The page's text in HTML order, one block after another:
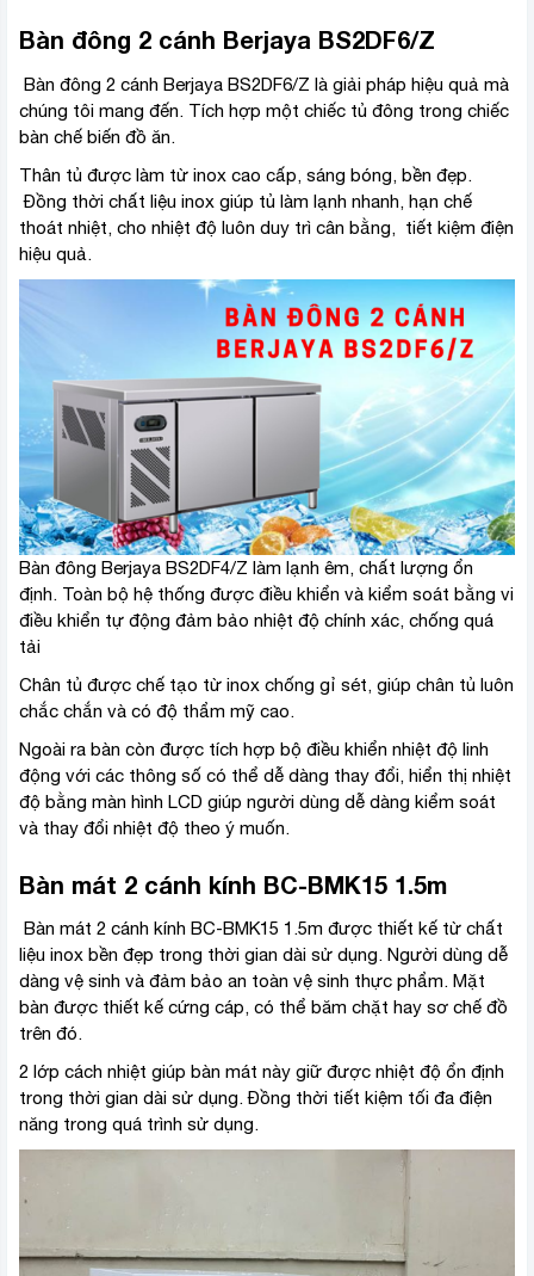
Bàn đông 2 cánh Berjaya BS2DF6/Z
Bàn đông 2 cánh Berjaya BS2DF6/Z là giải pháp hiệu quả mà
chúng tôi mang đến. Tích hợp một chiếc tủ đông trong chiếc
bàn chế biến đồ ăn.
Thân tủ được làm từ inox cao cấp, sáng bóng, bền đẹp.
Đồng thời chất liệu inox giúp tủ làm lạnh nhanh, hạn chế
thoát nhiệt, cho nhiệt độ luôn duy trì cân bằng, tiết kiệm điện
hiệu quả.
Bàn đông Berjaya BS2DF4/Z làm lạnh êm, chất lượng ổn
định. Toàn bộ hệ thống được điều khiển và kiểm soát bằng vi
điều khiển tự động đảm bảo nhiệt độ chính xác, chống quá
tải
Chân tủ được chế tạo từ inox chống gỉ sét, giúp chân tủ luôn
chắc chắn và có độ thẩm mỹ cao.
Ngoài ra bàn còn được tích hợp bộ điều khiển nhiệt độ linh
động với các thông số có thể dễ dàng thay đổi, hiển thị nhiệt
độ bằng màn hình LCD giúp người dùng dễ dàng kiểm soát
và thay đổi nhiệt độ theo ý muốn.
Bàn mát 2 cánh kính BC-BMK15 1.5m
Bàn mát 2 cánh kính BC-BMK15 1.5m được thiết kế từ chất
liệu inox bền đẹp trong thời gian dài sử dụng. Người dùng dễ
dàng vệ sinh và đảm bảo an toàn vệ sinh thực phẩm. Mặt
bàn được thiết kế cứng cáp, có thể băm chặt hay sơ chế đồ
trên đó.
2 lớp cách nhiệt giúp bàn mát này giữ được nhiệt độ ổn định
trong thời gian dài sử dụng. Đồng thời tiết kiệm tối đa điện
năng trong quá trình sử dụng.